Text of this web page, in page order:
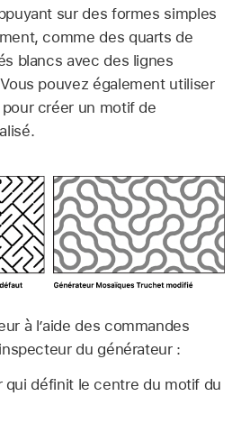
sur des formes simples
comme des quarts de
blancs avec des lignes
pouvez également utiliser
pour créer un motif de
à l’aide des commandes
du générateur :
qui définit le centre du motif du